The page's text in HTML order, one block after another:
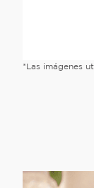
*Las imágenes